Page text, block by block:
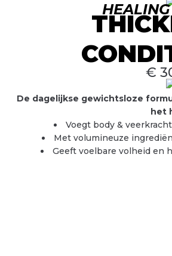
€
De dagelijkse gewichtsloze
het
Voegt body &
Met volumineuze
Geeft voelbare volheid en